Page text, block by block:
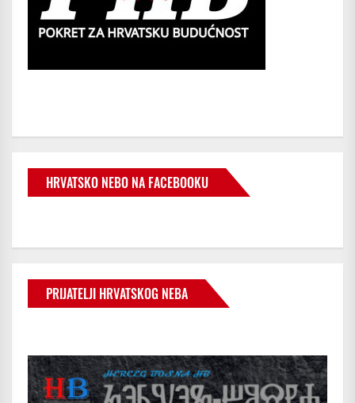
HRVATSKO NEBO NA FACEBOOKU
PRIJATELJI HRVATSKOG NEBA